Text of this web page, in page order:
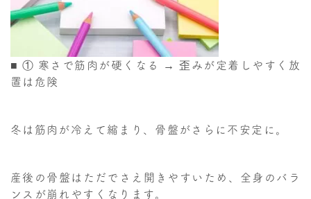
■ ① 寒さで筋肉が硬くなる → 歪みが定着しやすく放
置は危険
冬は筋肉が冷えて縮まり、骨盤がさらに不安定に。
産後の骨盤はただでさえ開きやすいため、全身のバラ
ンスが崩れやすくなります。